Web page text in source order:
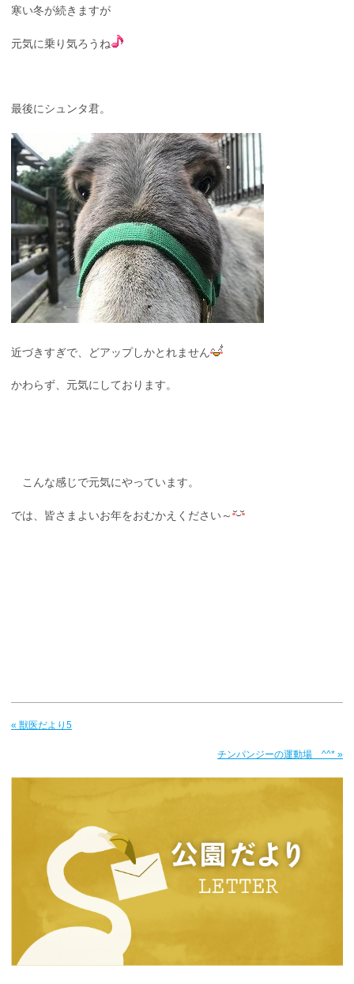
寒い冬が続きますが
元気に乗り気ろうね
最後にシュンタ君。
近づきすぎで、どアップしかとれません
かわらず、元気にしております。
こんな感じで元気にやっています。
では、皆さまよいお年をおむかえください～
« 獣医だより5
チンパンジーの運動場 ^^* »